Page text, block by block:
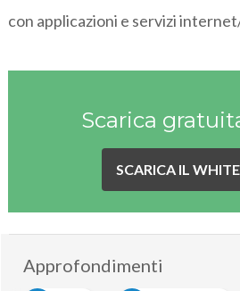
con applicazioni e servizi
Scarica
SCARICA IL
Approfondimenti